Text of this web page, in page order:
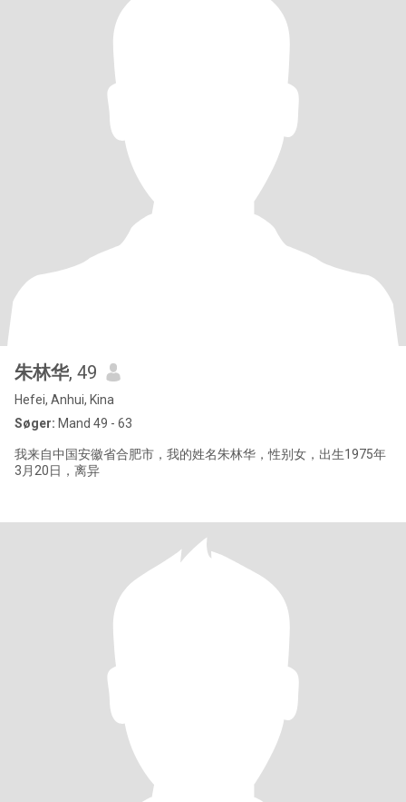
朱林华, 49
Hefei, Anhui, Kina
Søger: Mand 49 - 63
我来自中国安徽省合肥市，我的姓名朱林华，性别女，出生1975年
3月20日，离异